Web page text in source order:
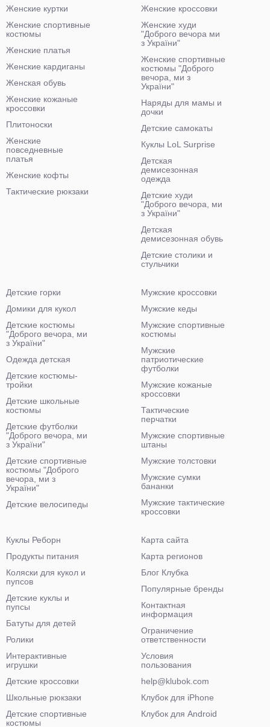
Женские куртки
Женские спортивные
костюмы
Женские платья
Женские кардиганы
Женская обувь
Женские кожаные
кроссовки
Плитоноски
Женские
повседневные
платья
Женские кофты
Тактические рюкзаки
Женские кроссовки
Женские худи
"Доброго вечора ми
з України"
Женские спортивные
костюмы "Доброго
вечора, ми з
України"
Наряды для мамы и
дочки
Детские самокаты
Куклы LoL Surprise
Детская
демисезонная
одежда
Детские худи
"Доброго вечора, ми
з України"
Детская
демисезонная обувь
Детские столики и
стульчики
Детские горки
Домики для кукол
Детские костюмы
"Доброго вечора, ми
з України"
Одежда детская
Детские костюмы-
тройки
Детские школьные
костюмы
Детские футболки
"Доброго вечора, ми
з України"
Детские спортивные
костюмы "Доброго
вечора, ми з
України"
Детские велосипеды
Мужские кроссовки
Мужские кеды
Мужские спортивные
костюмы
Мужские
патриотические
футболки
Мужские кожаные
кроссовки
Тактические
перчатки
Мужские спортивные
штаны
Мужские толстовки
Мужские сумки
бананки
Мужские тактические
кроссовки
Куклы Реборн
Продукты питания
Коляски для кукол и
пупсов
Детские куклы и
пупсы
Батуты для детей
Ролики
Интерактивные
игрушки
Детские кроссовки
Школьные рюкзаки
Детские спортивные
костюмы
Карта сайта
Карта регионов
Блог Клубка
Популярные бренды
Контактная
информация
Ограничение
ответственности
Условия
пользования
help@klubok.com
Клубок для iPhone
Клубок для Android